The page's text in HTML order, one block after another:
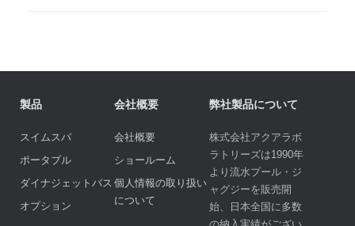
製品
スイムスパ
ポータブル
ダイナジェットバス
オプション
会社概要
会社概要
ショールーム
個人情報の取り扱い
について
弊社製品について
株式会社アクアラボ
ラトリーズは1990年
より流水プール・ジ
ャグジーを販売開
始、日本全国に多数
の納入実績がござい